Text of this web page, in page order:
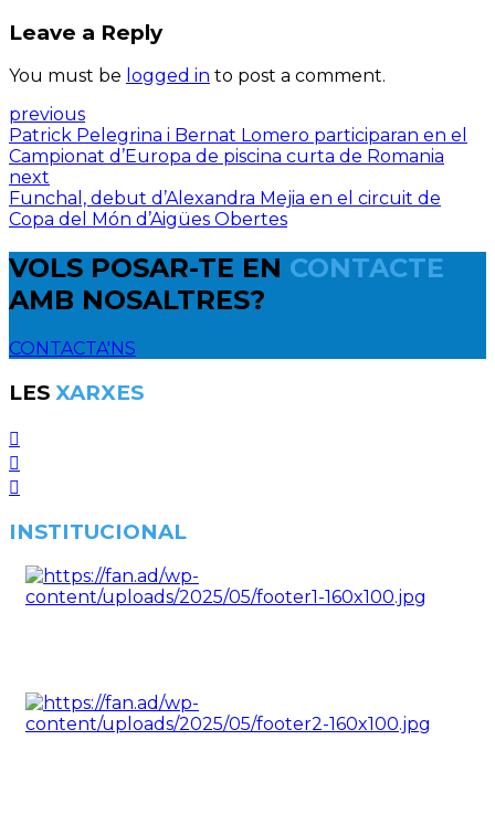
Leave a Reply
You must be logged in to post a comment.
previous
Patrick Pelegrina i Bernat Lomero participaran en el
Campionat d’Europa de piscina curta de Romania
next
Funchal, debut d’Alexandra Mejia en el circuit de
Copa del Món d’Aigües Obertes
VOLS POSAR-TE EN CONTACTE
AMB NOSALTRES?
CONTACTA'NS
LES XARXES
INSTITUCIONAL